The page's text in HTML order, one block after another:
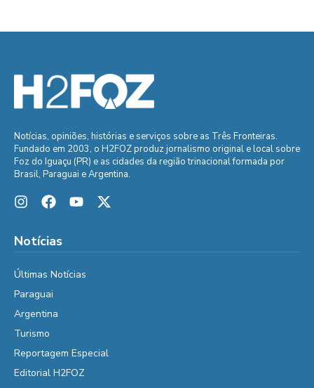
Notícias, opiniões, histórias e serviços sobre as Três Fronteiras.
Fundado em 2003, o H2FOZ produz jornalismo original e local sobre
Foz do Iguaçu (PR) e as cidades da região trinacional formada por
Brasil, Paraguai e Argentina.
Notícias
Últimas Notícias
Paraguai
Argentina
Turismo
Reportagem Especial
Editorial H2FOZ